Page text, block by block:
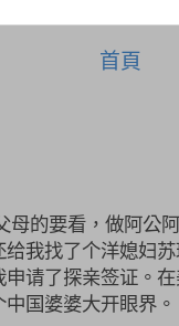
首頁
母的要看，做阿公
我找了个洋媳妇
请了探亲签证。
国婆婆大开眼界